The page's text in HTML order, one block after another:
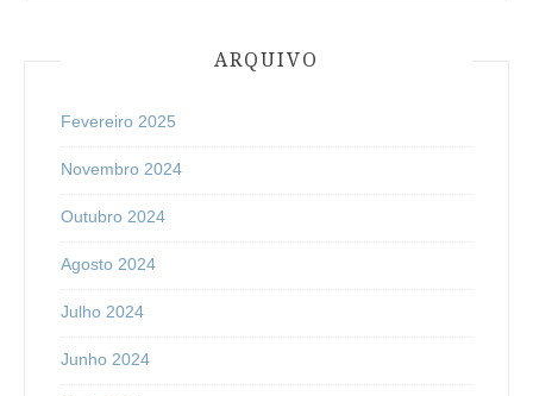
ARQUIVO
Fevereiro 2025
Novembro 2024
Outubro 2024
Agosto 2024
Julho 2024
Junho 2024